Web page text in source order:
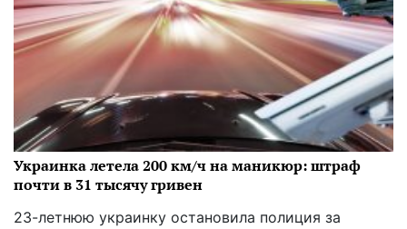
Украинка летела 200 км/ч на маникюр: штраф
почти в 31 тысячу гривен
23-летнюю украинку остановила полиция за